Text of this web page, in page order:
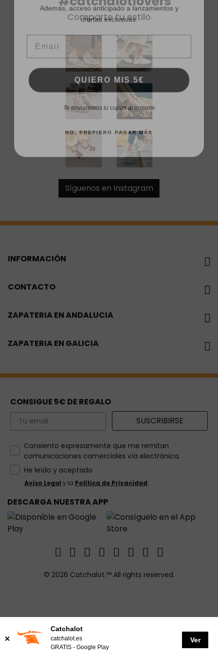
Catchalot
catchalot.es
GRATIS - Google Play
Ver
Comparte tu estilo
Síguenos en Instagram
INFORMACIÓN
CONTACTO
ZAPATERIA EN ANDALUCIA
ZAPATERIA EN GALICIA
CONSIGUE 5€ DE REGALO
Email SUSCRIBIRSE
How would you like to hear from us?
Consiento expresamente que me remitan
comunicaciones comerciales vía electrónica.
He leído y aceptado
Aviso Legal y la Política de Privacidad.
DESCARGA NUESTRA APP
© 2026 Catchalot.™ All rights reserved.
ofertas exclusivas.
QUIERO MIS 5€
Te enviaremos tu cupón al instante